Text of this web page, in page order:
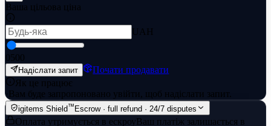
Ваша цільова ціна
UAH
0500
Надіслати запит
Почати продавати
Як це працює
· Вам буде запропоновано увійти, щоб надіслати запит.
igitems Shield™ Escrow · full refund · 24/7 disputes
Оплата утримується в ескроуВаш платіж залишається в